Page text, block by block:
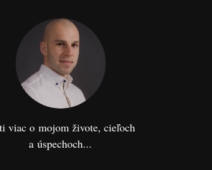
viac o mojom živote, cieľoch
a úspechoch...